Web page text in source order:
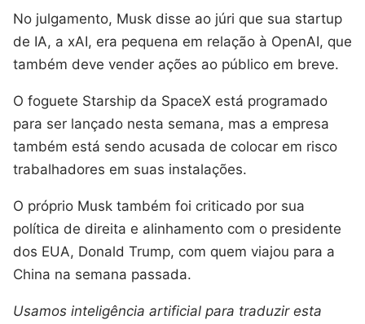
No julgamento, Musk disse ao júri que sua startup
de IA, a xAI, era pequena em relação à OpenAI, que
também deve vender ações ao público em breve.
O foguete Starship da SpaceX está programado
para ser lançado nesta semana, mas a empresa
também está sendo acusada de colocar em risco
trabalhadores em suas instalações.
O próprio Musk também foi criticado por sua
política de direita e alinhamento com o presidente
dos EUA, Donald Trump, com quem viajou para a
China na semana passada.
Usamos inteligência artificial para traduzir esta